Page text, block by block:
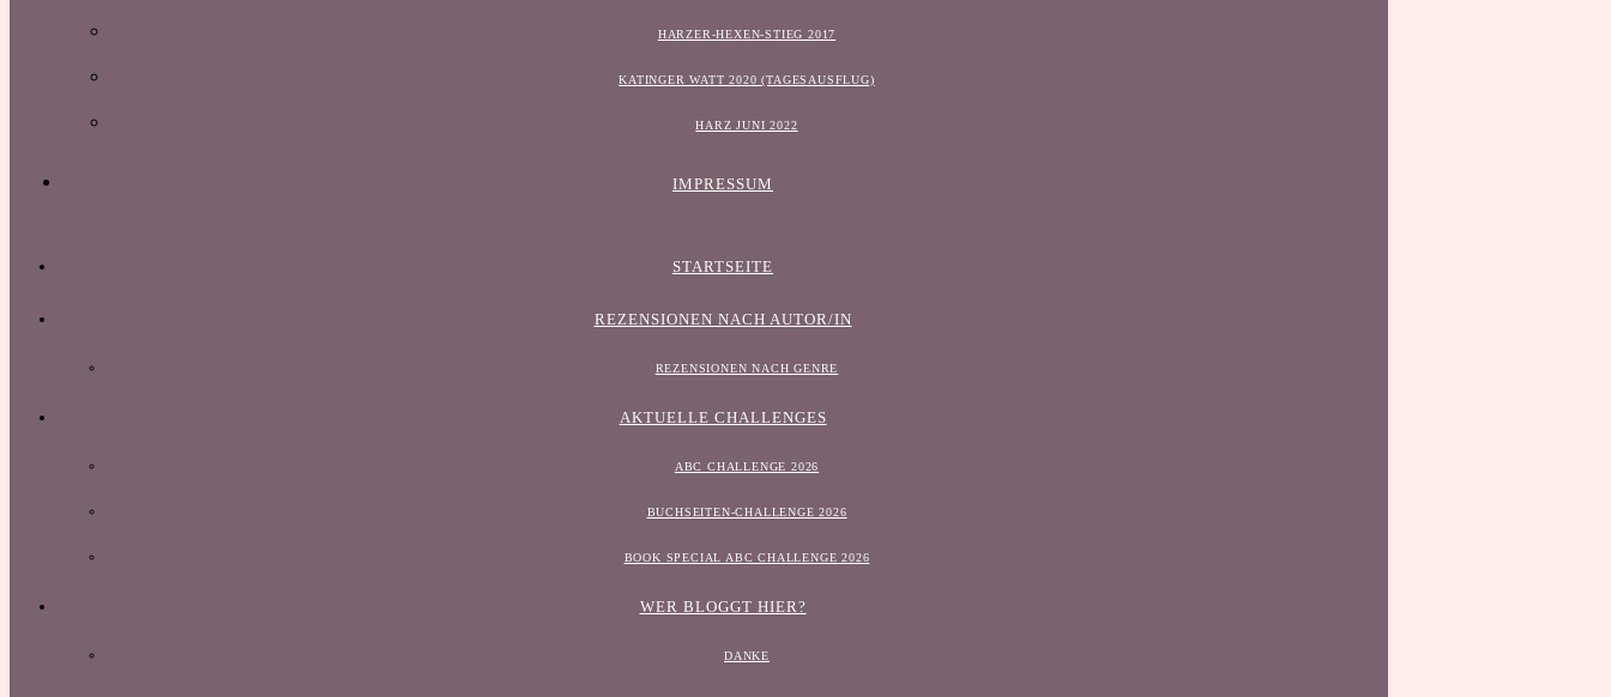
HARZER-HEXEN-STIEG 2017
KATINGER WATT 2020 (TAGESAUSFLUG)
HARZ JUNI 2022
IMPRESSUM
STARTSEITE
REZENSIONEN NACH AUTOR/IN
REZENSIONEN NACH GENRE
AKTUELLE CHALLENGES
ABC CHALLENGE 2026
BUCHSEITEN-CHALLENGE 2026
BOOK SPECIAL ABC CHALLENGE 2026
WER BLOGGT HIER?
DANKE